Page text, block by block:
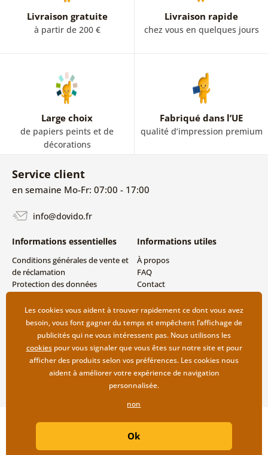
Livraison gratuite
à partir de 200 €
Livraison rapide
chez vous en quelques jours
Large choix
de papiers peints et de
décorations
Fabriqué dans l’UE
qualité d’impression premium
Service client
en semaine Mo-Fr: 07:00 - 17:00
info@dovido.fr
Informations essentielles
Conditions générales de vente et
de réclamation
Protection des données
Modes de livraison et de
paiement
Retour des produits
Informations utiles
À propos
FAQ
Contact
Copyright ©2019 © Dovido.fr.
| Boutique en ligne créée par
Les cookies vous aident à trouver rapidement ce dont vous avez
besoin, vous font gagner du temps et empêchent l’affichage de
publicités qui ne vous intéressent pas. Nous utilisons les
cookiespour vous signaler que vous êtes sur notre site et pour
afficher des produits selon vos préférences. Les cookies nous
aident à améliorer votre expérience de navigation
personnalisée.
non
Ok